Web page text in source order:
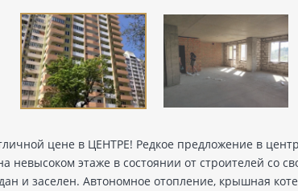
цене в ЦЕНТРЕ! Редкое предложение в
невысоком этаже в состоянии от строителей со
и заселен. Автономное отопление, крышная